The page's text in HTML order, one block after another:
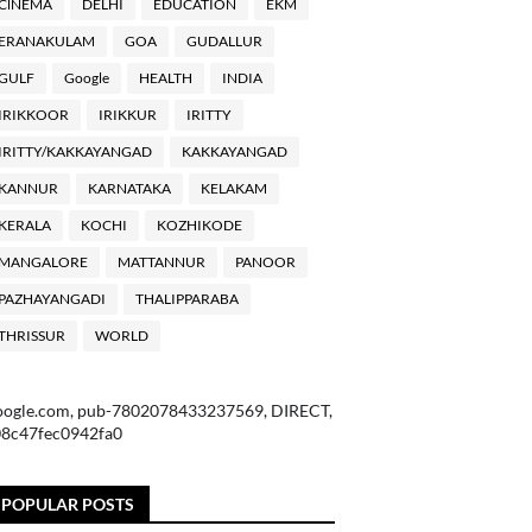
DELHI EDUCATION EKM
GOA GUDALLUR
Google HEALTH INDIA
IRIKKUR IRITTY
KAKKAYANGAD KAKKAYANGAD
KARNATAKA KELAKAM
KOCHI KOZHIKODE
MATTANNUR PANOOR
THALIPPARABA
WORLD
pub-7802078433237569, DIRECT,
POPULAR POSTS